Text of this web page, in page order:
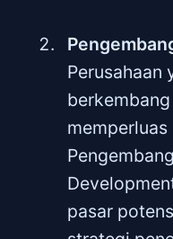
Perusahaan
pasar